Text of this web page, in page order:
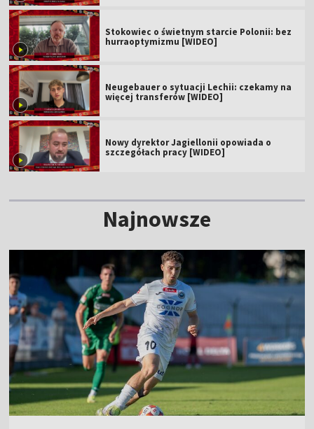
Stokowiec o świetnym starcie Polonii: bez
hurraoptymizmu [WIDEO]
Neugebauer o sytuacji Lechii: czekamy na
więcej transferów [WIDEO]
Nowy dyrektor Jagiellonii opowiada o
szczegółach pracy [WIDEO]
Najnowsze